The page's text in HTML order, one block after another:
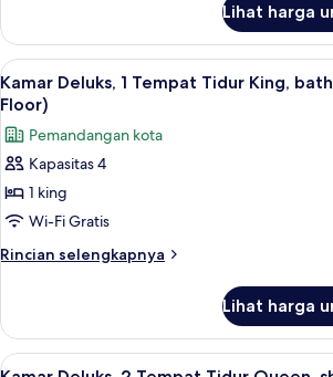
Queen,
bathtub
difabel
Kamar
Deluks,
2
Tempat
Queen,
bathtub
difabel
Lihat harga
Lihat
semua
foto
untuk
Kamar
Deluks,
1
Tempat
bathtub
difabel
Seprai
7
Kamar Deluks, 1 Tempat Tidur King,
Floor)
Pemandangan kota
Kapasitas 4
1 king
Wi-Fi Gratis
Rincian selengkapnya
Rincian
Kamar
Deluks,
1
Lihat harga
Lihat
Seprai
8